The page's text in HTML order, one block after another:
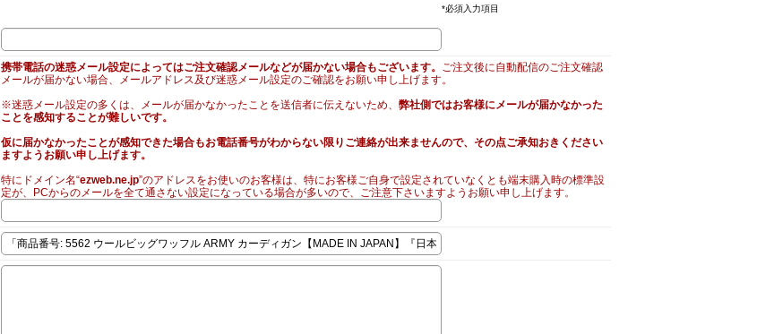
*必須入力項目
携帯電話の迷惑メール設定によってはご注文確認メールなどが届かない場合もございます。 ご注文後に自動配信のご注文確認
メールが届かない場合、メールアドレス及び迷惑メール設定のご確認をお願い申し上げます。
※迷惑メール設定の多くは、メールが届かなかったことを送信者に伝えないため、 弊社側ではお客様にメールが届かなかった
ことを感知することが難しいです。
仮に届かなかったことが感知できた場合もお電話番号がわからない限りご連絡が出来ませんので、その点ご承知おきください
ますようお願い申し上げます。
特にドメイン名“ezweb.ne.jp”のアドレスをお使いのお客様は、特にお客様ご自身で設定されていなくとも端末購入時の標準設
定が、PCからのメールを全て通さない設定になっている場合が多いので、ご注意下さいますようお願い申し上げます。